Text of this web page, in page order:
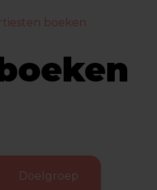
boeken
Doelgroep